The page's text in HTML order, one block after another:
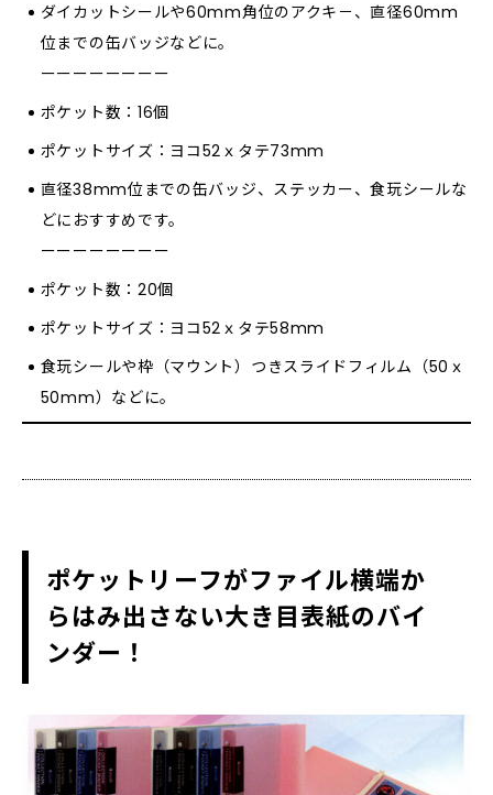
ダイカットシールや60mm角位のアクキ－、直径60mm
位までの缶バッジなどに。
ーーーーーーーー
ポケット数：16個
ポケットサイズ：ヨコ52ｘタテ73mm
直径38mm位までの缶バッジ、ステッカー、食玩シールな
どにおすすめです。
ーーーーーーーー
ポケット数：20個
ポケットサイズ：ヨコ52ｘタテ58mm
食玩シールや枠（マウント）つきスライドフィルム（50ｘ
50mm）などに。
ポケットリーフがファイル横端か
らはみ出さない大き目表紙のバイ
ンダー！